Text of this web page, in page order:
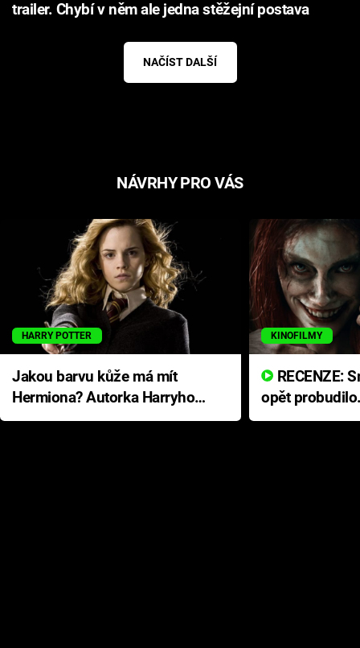
trailer. Chybí v něm ale jedna stěžejní postava
NAČÍST DALŠÍ
NÁVRHY PRO VÁS
HARRY POTTER
Jakou barvu kůže má mít
Hermiona? Autorka Harryho
Pottera přišla s ráznou
KINOFILMY
opět
přichází s